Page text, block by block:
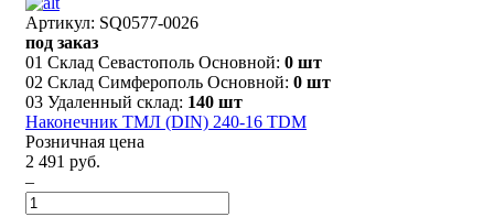
Артикул: SQ0577-0026
под заказ
01 Склад Севастополь Основной: 0 шт
02 Склад Симферополь Основной: 0 шт
03 Удаленный склад: 140 шт
Наконечник ТМЛ (DIN) 240-16 TDM
Розничная цена
2 491 руб.
–